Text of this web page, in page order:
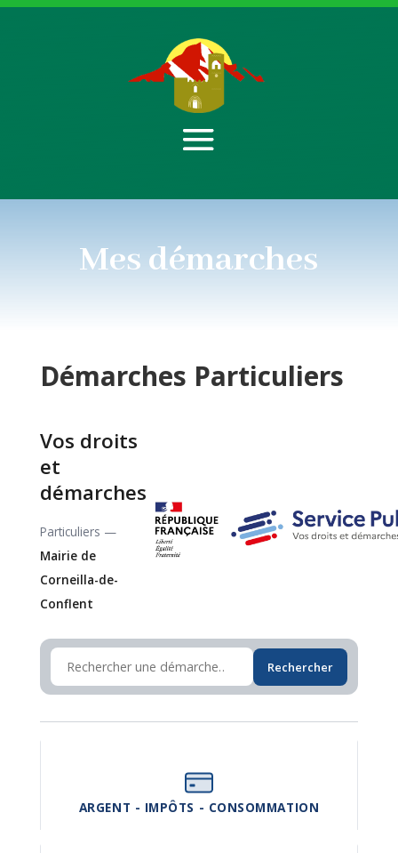
Mes démarches
Démarches Particuliers
Vos droits
et
démarches
Particuliers —
Mairie de
Corneilla-de-
Conflent
Rechercher
ARGENT - IMPÔTS - CONSOMMATION